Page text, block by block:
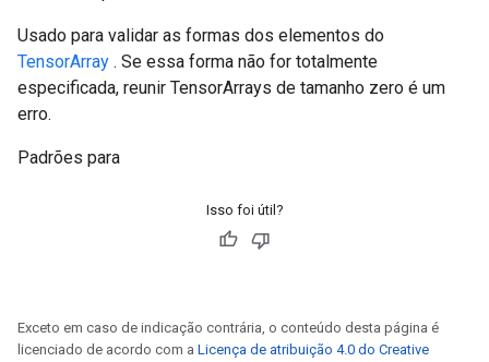
Usado para validar as formas dos elementos do
TensorArray . Se essa forma não for totalmente
especificada, reunir TensorArrays de tamanho zero é um
erro.
Padrões para
Isso foi útil?
Exceto em caso de indicação contrária, o conteúdo desta página é
licenciado de acordo com a Licença de atribuição 4.0 do Creative